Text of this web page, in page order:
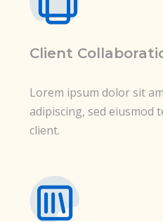
Client
Lorem ipsum dolor sit
adipiscing, sed eiusmod
client.